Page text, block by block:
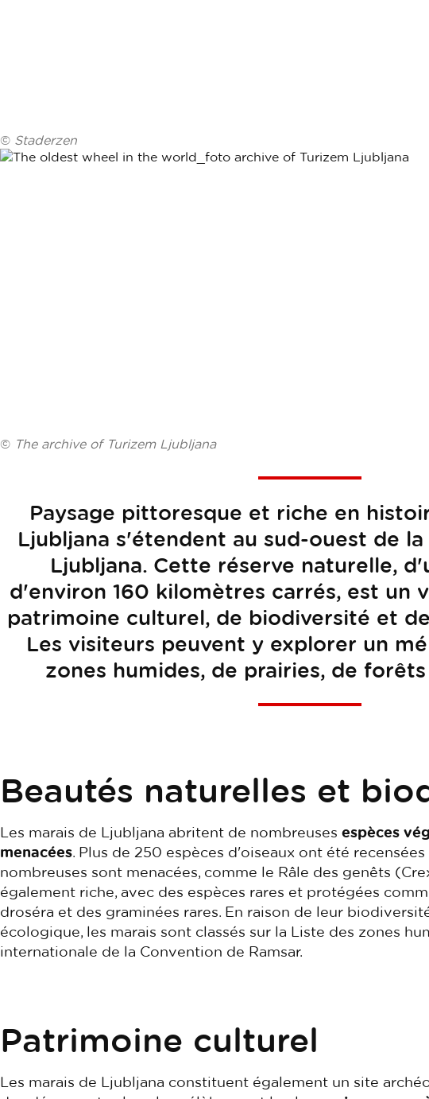
© Staderzen
© The archive of Turizem Ljubljana
Paysage pittoresque et riche en
Ljubljana s'étendent au sud-ouest de
Ljubljana. Cette réserve naturelle,
d'environ 160 kilomètres carrés, est un
patrimoine culturel, de biodiversité et
Les visiteurs peuvent y explorer un
zones humides, de prairies, de
Beautés naturelles et
Les marais de Ljubljana abritent de nombreuses espèces
menacées. Plus de 250 espèces d'oiseaux ont été
nombreuses sont menacées, comme le Râle des genêts
également riche, avec des espèces rares et protégées
droséra et des graminées rares. En raison de leur
écologique, les marais sont classés sur la Liste des zones
internationale de la Convention de Ramsar.
Patrimoine culturel
Les marais de Ljubljana constituent également un site